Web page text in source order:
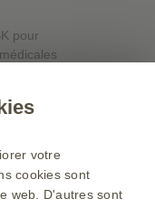
pour
votre
cookies sont
web. D'autres sont